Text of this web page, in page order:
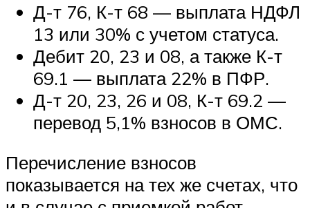
Д-т 76, К-т 68 — выплата НДФЛ
13 или 30% с учетом статуса.
Дебит 20, 23 и 08, а также К-т
69.1 — выплата 22% в ПФР.
Д-т 20, 23, 26 и 08, К-т 69.2 —
перевод 5,1% взносов в ОМС.
Перечисление взносов
показывается на тех же счетах, что